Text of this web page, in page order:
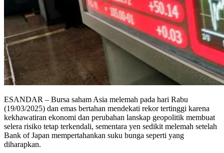
ESANDAR – Bursa saham Asia melemah pada hari Rabu
(19/03/2025) dan emas bertahan mendekati rekor tertinggi karena
kekhawatiran ekonomi dan perubahan lanskap geopolitik membuat
selera risiko tetap terkendali, sementara yen sedikit melemah setelah
Bank of Japan mempertahankan suku bunga seperti yang
diharapkan.